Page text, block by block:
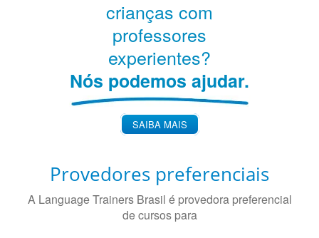
crianças com
professores
experientes?
Nós podemos ajudar.
SAIBA MAIS
Provedores preferenciais
A Language Trainers Brasil é provedora preferencial
de cursos para